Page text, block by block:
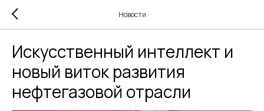
Новости
Искусственный интеллект и
новый виток развития
нефтегазовой отрасли